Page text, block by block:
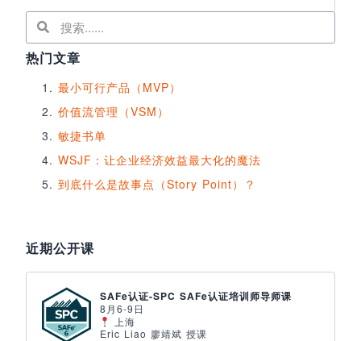
热门文章
最小可行产品（MVP）
价值流管理（VSM）
敏捷书单
WSJF：让企业经济效益最大化的魔法
到底什么是故事点（Story Point）？
近期公开课
SAFe认证-SPC SAFe认证培训师导师课
8月6-9日
上海
Eric Liao 廖靖斌 授课